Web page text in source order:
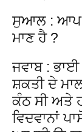
ਸੁਆਲ : ਆਪ
ਮਾਣ ਹੈ ?
ਜਵਾਬ : ਭਾਈ
ਸ਼ਕਤੀ ਦੇ
ਕੰਠ ਸੀ ਅਤੇ
ਵਿਦਵਾਨਾਂ